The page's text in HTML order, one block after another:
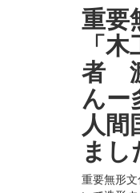
重要
「
者
んー
人間
ま
重要無形